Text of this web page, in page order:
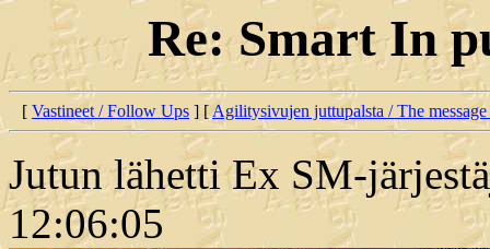
Re: Smart In
[ Vastineet / Follow Ups ] [Agilitysivujen juttupalsta / The
Jutun lähetti Ex SM-
12:06:05